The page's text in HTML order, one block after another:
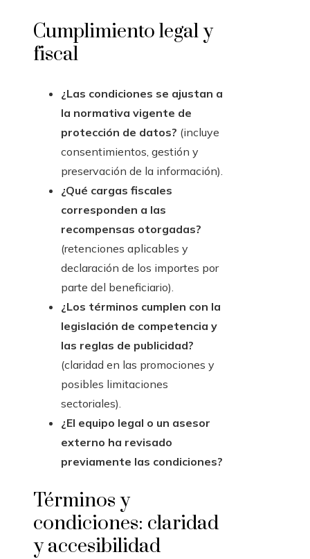
Cumplimiento legal y
fiscal
¿Las condiciones se ajustan a
la normativa vigente de
protección de datos? (incluye
consentimientos, gestión y
preservación de la información).
¿Qué cargas fiscales
corresponden a las
recompensas otorgadas?
(retenciones aplicables y
declaración de los importes por
parte del beneficiario).
¿Los términos cumplen con la
legislación de competencia y
las reglas de publicidad?
(claridad en las promociones y
posibles limitaciones
sectoriales).
¿El equipo legal o un asesor
externo ha revisado
previamente las condiciones?
Términos y
condiciones: claridad
y accesibilidad